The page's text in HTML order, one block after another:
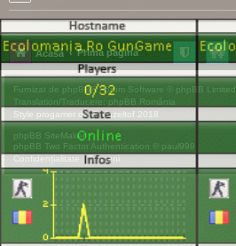
Acasă Prima pagină
Furnizat de phpBB® Forum Software © phpBB Limited
Translation/Traducere: phpBB România
Style progamer de ©Mazeltof 2018
phpBB SiteMaker
phpBB Two Factor Authentication © paul999
Confidențialitate |Termeni